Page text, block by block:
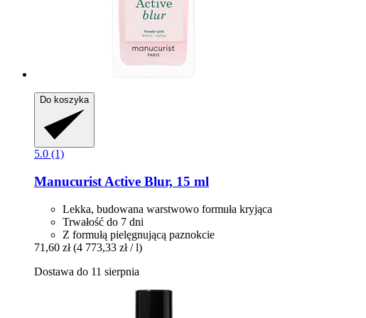
Do koszyka
5.0 (1)
Manucurist Active Blur, 15 ml
Lekka, budowana warstwowo formuła kryjąca
Trwałość do 7 dni
Z formułą pielęgnującą paznokcie
71,60 zł (4 773,33 zł / l)
Dostawa do 11 sierpnia